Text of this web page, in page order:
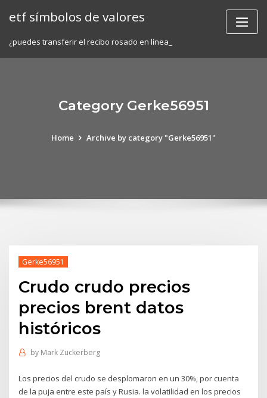
etf símbolos de valores
¿puedes transferir el recibo rosado en línea_
Category Gerke56951
Home Archive by category "Gerke56951"
Gerke56951
Crudo crudo precios
precios brent datos
históricos
by Mark Zuckerberg
Los precios del crudo se desplomaron en un 30%, por cuenta
de la puja entre este país y Rusia. la volatilidad en los precios